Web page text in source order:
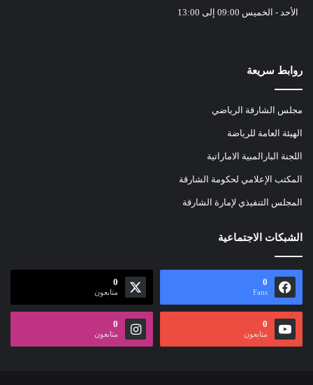
الأحد - الخميس 09:00 إلى 13:00
روابط سريعة
مجلس الشارقة الرياضي
الهيئة العامة للرياضة
اللجنة البارالمبية الاماراتية
المكتب الإعلامي لحكومة الشارقة
المجلس التنفيذي لإمارة الشارقة
الشبكات الاجتماعية
0
Fans
0
متابعون
0
متابعون
0
متابعون